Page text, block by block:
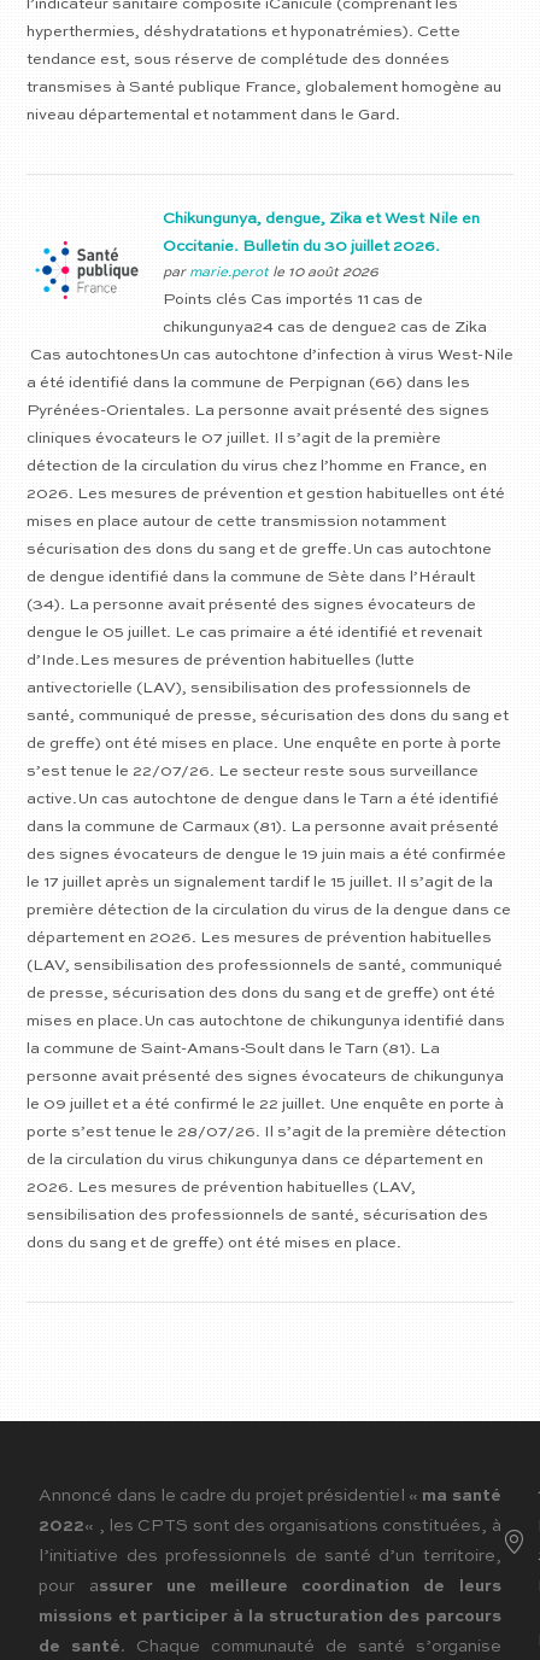
l’indicateur sanitaire composite iCanicule (comprenant les
hyperthermies, déshydratations et hyponatrémies). Cette
tendance est, sous réserve de complétude des données
transmises à Santé publique France, globalement homogène au
niveau départemental et notamment dans le Gard.
Chikungunya, dengue, Zika et West Nile en
Occitanie. Bulletin du 30 juillet 2026.
par marie.perotle 10 août 2026
Points clés Cas importés 11 cas de
chikungunya24 cas de dengue2 cas de Zika
Cas autochtonesUn cas autochtone d’infection à virus West-Nile
a été identifié dans la commune de Perpignan (66) dans les
Pyrénées-Orientales. La personne avait présenté des signes
cliniques évocateurs le 07 juillet. Il s’agit de la première
détection de la circulation du virus chez l’homme en France, en
2026. Les mesures de prévention et gestion habituelles ont été
mises en place autour de cette transmission notamment
sécurisation des dons du sang et de greffe.Un cas autochtone
de dengue identifié dans la commune de Sète dans l’Hérault
(34). La personne avait présenté des signes évocateurs de
dengue le 05 juillet. Le cas primaire a été identifié et revenait
d’Inde.Les mesures de prévention habituelles (lutte
antivectorielle (LAV), sensibilisation des professionnels de
santé, communiqué de presse, sécurisation des dons du sang et
de greffe) ont été mises en place. Une enquête en porte à porte
s’est tenue le 22/07/26. Le secteur reste sous surveillance
active.Un cas autochtone de dengue dans le Tarn a été identifié
dans la commune de Carmaux (81). La personne avait présenté
des signes évocateurs de dengue le 19 juin mais a été confirmée
le 17 juillet après un signalement tardif le 15 juillet. Il s’agit de la
première détection de la circulation du virus de la dengue dans ce
département en 2026. Les mesures de prévention habituelles
(LAV, sensibilisation des professionnels de santé, communiqué
de presse, sécurisation des dons du sang et de greffe) ont été
mises en place.Un cas autochtone de chikungunya identifié dans
la commune de Saint-Amans-Soult dans le Tarn (81). La
personne avait présenté des signes évocateurs de chikungunya
le 09 juillet et a été confirmé le 22 juillet. Une enquête en porte à
porte s’est tenue le 28/07/26. Il s’agit de la première détection
de la circulation du virus chikungunya dans ce département en
2026. Les mesures de prévention habituelles (LAV,
sensibilisation des professionnels de santé, sécurisation des
dons du sang et de greffe) ont été mises en place.
Annoncé dans le cadre du projet présidentiel « ma santé
2022« , les CPTS sont des organisations constituées, à
l’initiative des professionnels de santé d’un territoire,
pour assurer une meilleure coordination de leurs
missions et participer à la structuration des parcours
de santé. Chaque communauté de santé s’organise